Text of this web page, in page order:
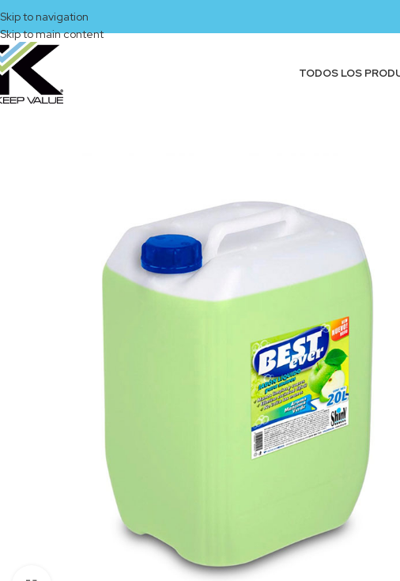
Skip to navigation
Skip to main content
TODOS LOS